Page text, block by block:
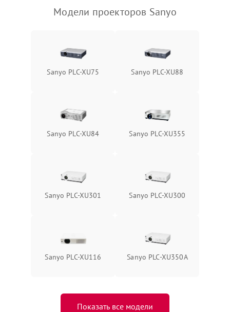
Модели проекторов Sanyo
Sanyo PLC-XU75 Sanyo PLC-XU88
Sanyo PLC-XU84 Sanyo PLC-XU355
Sanyo PLC-XU301 Sanyo PLC-XU300
Sanyo PLC-XU116 Sanyo PLC-XU350A
Показать все модели